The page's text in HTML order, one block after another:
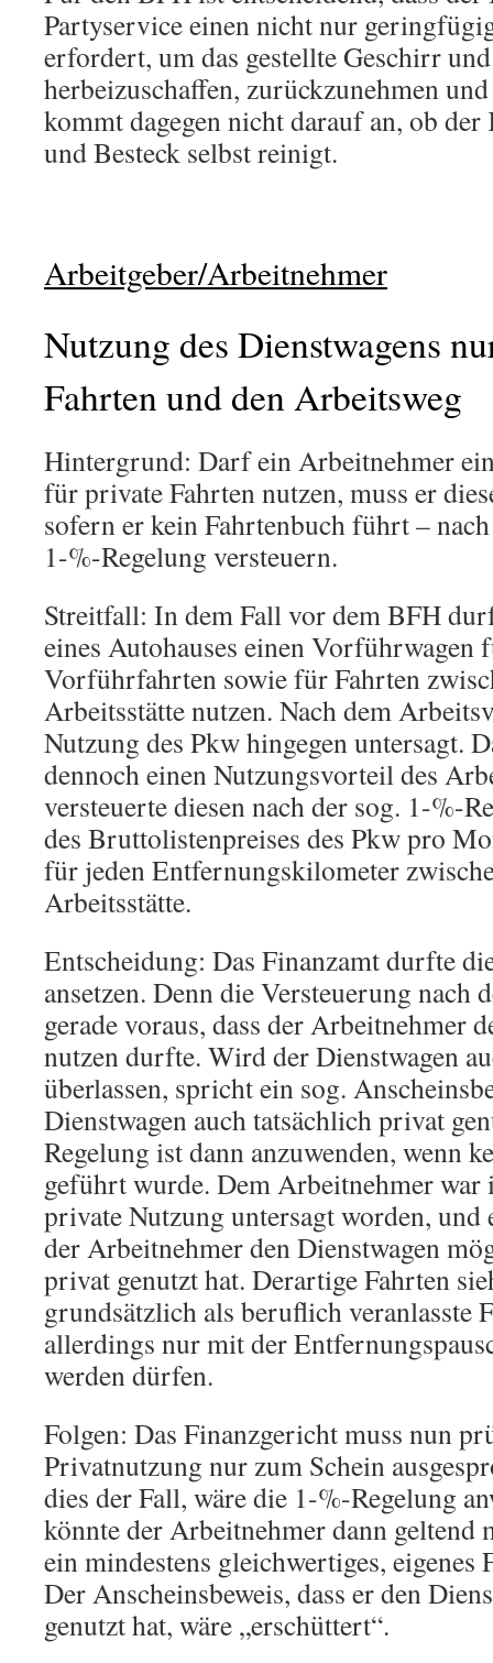
Partyservice einen nicht nur
erfordert, um das gestellte Geschirr
herbeizuschaffen, zurückzunehmen
kommt dagegen nicht darauf an, ob
und Besteck selbst reinigt.
Arbeitgeber/Arbeitnehmer
Nutzung des Dienstwagens
Fahrten und den Arbeitsweg
Hintergrund: Darf ein Arbeitnehmer
für private Fahrten nutzen, muss er
sofern er kein Fahrtenbuch führt –
1-%-Regelung versteuern.
Streitfall: In dem Fall vor dem BFH
eines Autohauses einen Vorführwagen
Vorführfahrten sowie für Fahrten
Arbeitsstätte nutzen. Nach dem
Nutzung des Pkw hingegen untersagt.
dennoch einen Nutzungsvorteil des
versteuerte diesen nach der sog. 1-%-
des Bruttolistenpreises des Pkw pro
für jeden Entfernungskilometer
Arbeitsstätte.
Entscheidung: Das Finanzamt durfte
ansetzen. Denn die Versteuerung nach
gerade voraus, dass der Arbeitnehmer
nutzen durfte. Wird der Dienstwagen
überlassen, spricht ein sog.
Dienstwagen auch tatsächlich privat
Regelung ist dann anzuwenden, wenn
geführt wurde. Dem Arbeitnehmer war
private Nutzung untersagt worden, und
der Arbeitnehmer den Dienstwagen
privat genutzt hat. Derartige Fahrten
grundsätzlich als beruflich veranlasste
allerdings nur mit der
werden dürfen.
Folgen: Das Finanzgericht muss nun
Privatnutzung nur zum Schein
dies der Fall, wäre die 1-%-Regelung
könnte der Arbeitnehmer dann geltend
ein mindestens gleichwertiges, eigenes
Der Anscheinsbeweis, dass er den
genutzt hat, wäre „erschüttert“.